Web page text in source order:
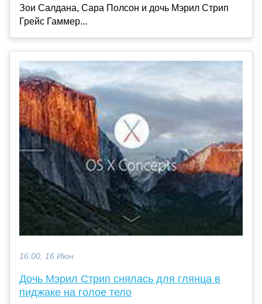
Зои Салдана, Сара Полсон и дочь Мэрил Стрип
Грейс Гаммер...
16:00, 16 Июн
Дочь Мэрил Стрип снялась для глянца в
пиджаке на голое тело